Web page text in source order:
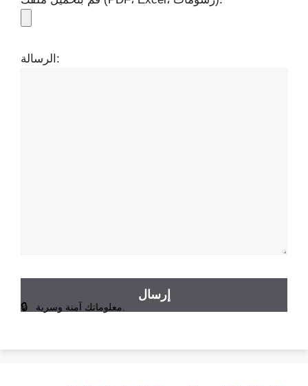
الرسالة: